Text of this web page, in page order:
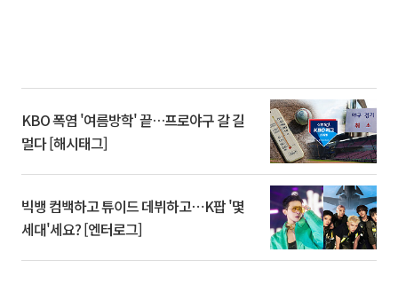
KBO 폭염 '여름방학' 끝…프로야구 갈 길
멀다 [해시태그]
빅뱅 컴백하고 튜이드 데뷔하고⋯K팝 '몇
세대'세요? [엔터로그]